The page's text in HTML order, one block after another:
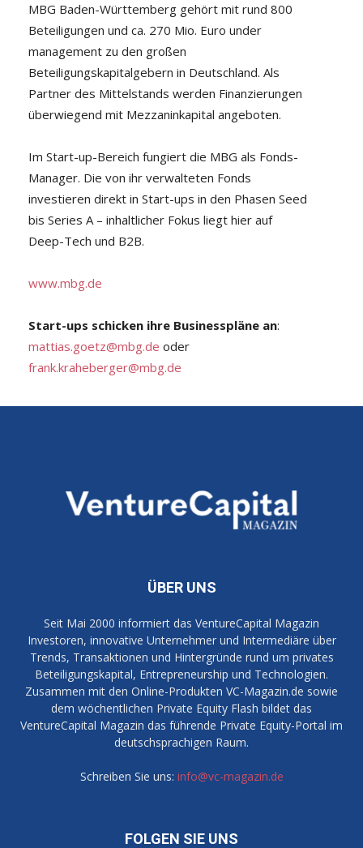
MBG Baden-Württemberg gehört mit rund 800
Beteiligungen und ca. 270 Mio. Euro under
management zu den großen
Beteiligungskapitalgebern in Deutschland. Als
Partner des Mittelstands werden Finanzierungen
überwiegend mit Mezzaninkapital angeboten.
Im Start-up-Bereich fungiert die MBG als Fonds-
Manager. Die von ihr verwalteten Fonds
investieren direkt in Start-ups in den Phasen Seed
bis Series A – inhaltlicher Fokus liegt hier auf
Deep-Tech und B2B.
www.mbg.de
Start-ups schicken ihre Businesspläne an:
mattias.goetz@mbg.de oder
frank.kraheberger@mbg.de
ÜBER UNS
Seit Mai 2000 informiert das VentureCapital Magazin
Investoren, innovative Unternehmer und Intermediäre über
Trends, Transaktionen und Hintergründe rund um privates
Beteiligungskapital, Entrepreneurship und Technologien.
Zusammen mit den Online-Produkten VC-Magazin.de sowie
dem wöchentlichen Private Equity Flash bildet das
VentureCapital Magazin das führende Private Equity-Portal im
deutschsprachigen Raum.
Schreiben Sie uns: info@vc-magazin.de
FOLGEN SIE UNS